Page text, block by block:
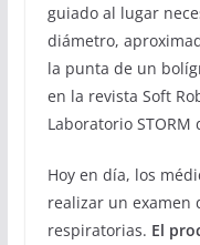
guiado al lugar
diámetro,
la punta de un
en la revista Soft
Laboratorio
Hoy en día, los
realizar un examen
respiratorias. El